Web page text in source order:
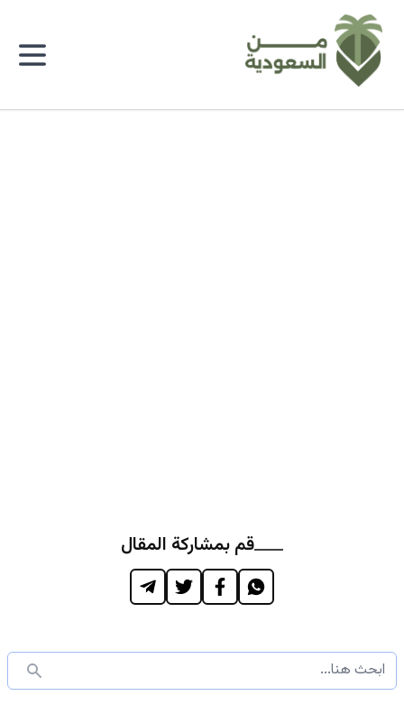
قم بمشاركة المقال